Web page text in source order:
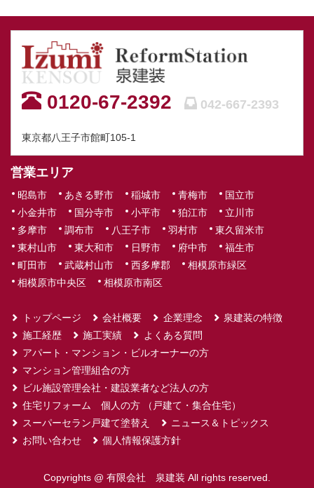
0120-67-2392 042-667-2393
東京都八王子市館町105-1
営業エリア
昭島市 あきる野市 稲城市 青梅市
国立市
小金井市
国分寺市 小平市 狛江市
立川市
多摩市
調布市 八王子市 羽村市
東久留米市
東村山市
東大和市 日野市 府中市
福生市
町田市
武蔵村山市 西多摩郡
相模原市緑区
相模原市中央区
相模原市南区
トップページ 会社概要 企業理念
泉建装の特徴
施工経歴
施工実績
よくある質問
アパート・マンション・ビルオーナーの方
マンション管理組合の方
ビル施設管理会社・建設業者など法人の方
住宅リフォーム 個人の方 （戸建て・集合住宅）
スーパーセラン戸建て塗替え
ニュース＆トピックス
お問い合わせ
個人情報保護方針
Copyrights @ 有限会社 泉建装 All rights reserved.